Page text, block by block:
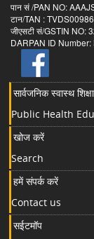
पान सं /PAN NO:
टान/TAN :
जीएसटी सं/GSTIN
DARPAN ID
सार्वजनिक स्वास्थ शिक्षा
Public Health
खोज करें
Search
हमें संपर्क करें
Contact us
सईटमॉप